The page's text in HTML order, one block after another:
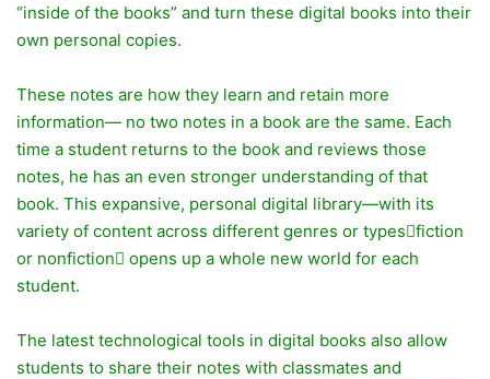
“inside of the books” and turn these digital books into their
own personal copies.
These notes are how they learn and retain more
information— no two notes in a book are the same. Each
time a student returns to the book and reviews those
notes, he has an even stronger understanding of that
book. This expansive, personal digital library—with its
variety of content across different genres or types􀂖fiction
or nonfiction􀂖 opens up a whole new world for each
student.
The latest technological tools in digital books also allow
students to share their notes with classmates and